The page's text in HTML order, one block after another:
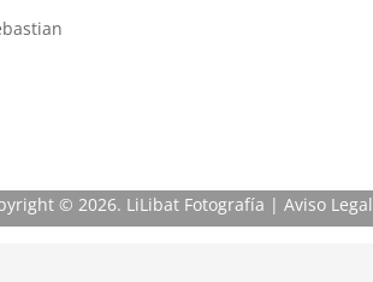
© 2026. LiLibat Fotografía | Aviso Legal